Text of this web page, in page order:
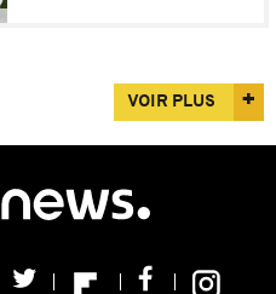
VOIR PLUS